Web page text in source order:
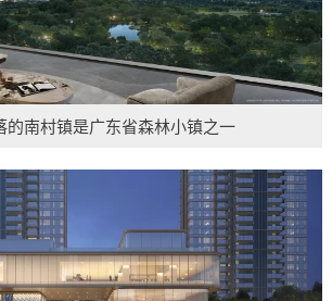
的南村镇是广东省森林小镇之一